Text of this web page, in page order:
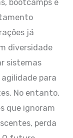
bootcamps e
já
diversidade
sistemas
para
No entanto,
que ignoram
perda